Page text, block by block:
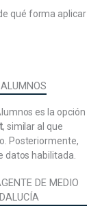
Acoso por
y
y hombres:
género en la
para
de la
y protección
en Andalucía.
y
qué forma aplicar
es la opción
, similar al que
Posteriormente,
datos habilitada.
DE MEDIO